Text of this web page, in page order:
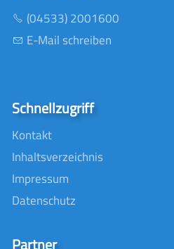
(04533) 2001600
E-Mail schreiben
Schnellzugriff
Kontakt
Inhaltsverzeichnis
Impressum
Datenschutz